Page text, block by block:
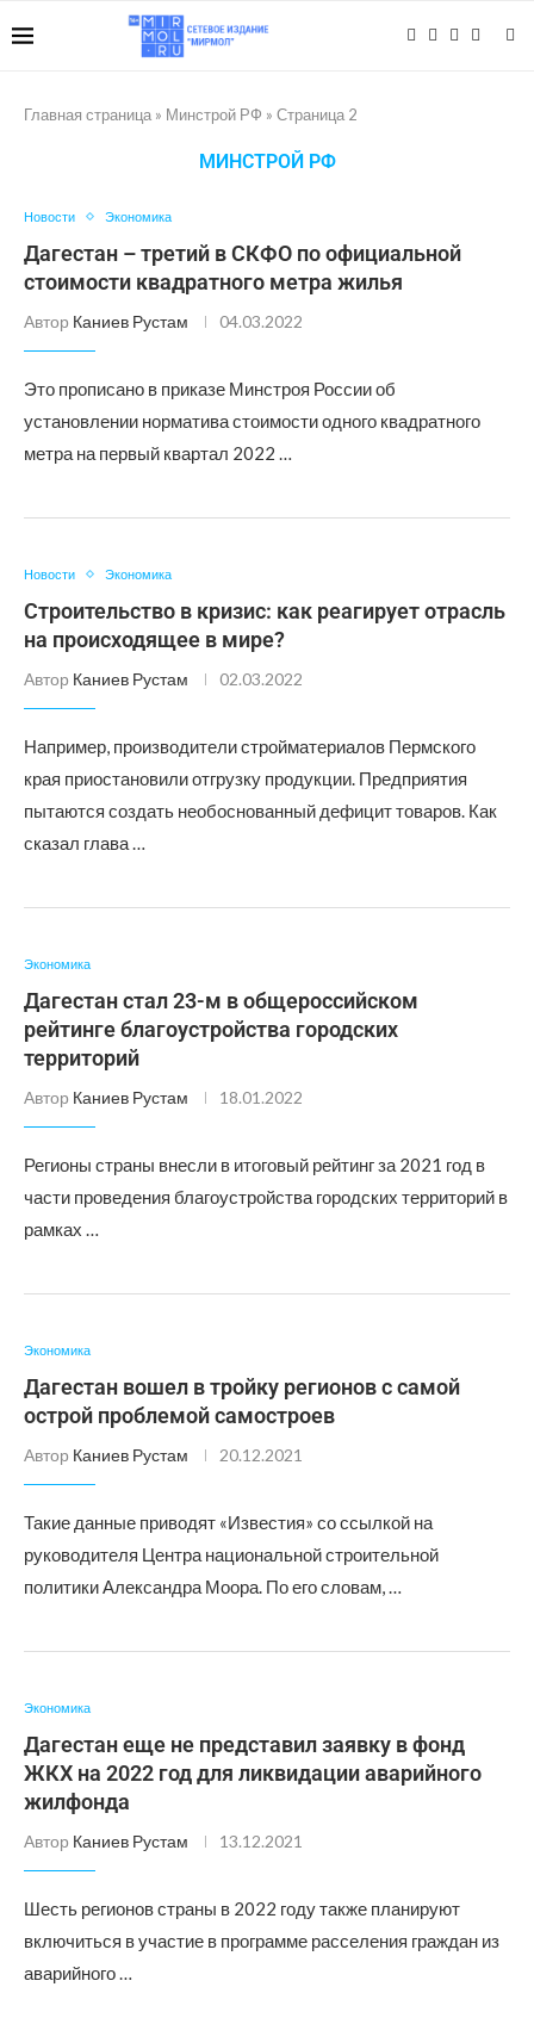
Главная страница » Минстрой РФ » Страница 2
МИНСТРОЙ РФ
Новости Экономика
Дагестан – третий в СКФО по официальной
стоимости квадратного метра жилья
Автор Каниев Рустам 04.03.2022
Это прописано в приказе Минстроя России об
установлении норматива стоимости одного квадратного
метра на первый квартал 2022 …
Новости Экономика
Строительство в кризис: как реагирует отрасль
на происходящее в мире?
Автор Каниев Рустам 02.03.2022
Например, производители стройматериалов Пермского
края приостановили отгрузку продукции. Предприятия
пытаются создать необоснованный дефицит товаров. Как
сказал глава …
Экономика
Дагестан стал 23-м в общероссийском
рейтинге благоустройства городских
территорий
Автор Каниев Рустам 18.01.2022
Регионы страны внесли в итоговый рейтинг за 2021 год в
части проведения благоустройства городских территорий в
рамках …
Экономика
Дагестан вошел в тройку регионов с самой
острой проблемой самостроев
Автор Каниев Рустам 20.12.2021
Такие данные приводят «Известия» со ссылкой на
руководителя Центра национальной строительной
политики Александра Моора. По его словам, …
Экономика
Дагестан еще не представил заявку в фонд
ЖКХ на 2022 год для ликвидации аварийного
жилфонда
Автор Каниев Рустам 13.12.2021
Шесть регионов страны в 2022 году также планируют
включиться в участие в программе расселения граждан из
аварийного …